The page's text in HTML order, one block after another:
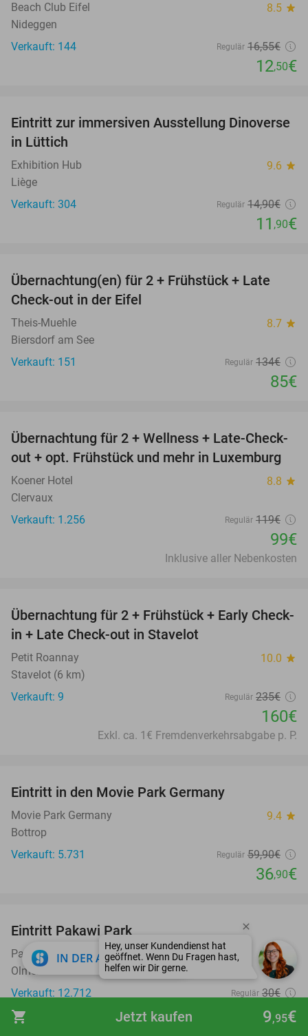
shopping_cart 9,95€
Jetzt kaufen
Beach Club Eifel 8.5 star
Nideggen
Verkauft: 144
Regulär 16,55€
12,50€
20%
Eintritt zur immersiven Ausstellung Dinoverse
in Lüttich
Exhibition Hub 9.6 star
Liège
Verkauft: 304
Regulär 14,90€
11 ,90€
37%
Übernachtung(en) für 2 + Frühstück + Late
Check-out in der Eifel
Theis-Muehle 8.7 star
Biersdorf am See
Verkauft: 151
Regulär 134€
85€
17%
Übernachtung für 2 + Wellness + Late-Check-
out + opt. Frühstück und mehr in Luxemburg
Koener Hotel 8.8 star
Clervaux
Verkauft: 1.256
Regulär 119€
99€
Inklusive aller Nebenkosten
32%
Übernachtung für 2 + Frühstück + Early Check-
in + Late Check-out in Stavelot
Petit Roannay 10.0 star
Stavelot (6 km)
Verkauft: 9
Regulär 235€
160€
Exkl. ca. 1€ Fremdenverkehrsabgabe p. P.
Eintritt in den Movie Park Germany
Movie Park Germany 9.4 star
Bottrop
Verkauft: 5.731
Regulär 59,90€
36,90€
28%
Eintritt Pakawi Park
Pakawi Park 8.9
Olmen
Verkauft: 12.712
Regulär 30€
21 ,50€
IN DER APP ÖFFNEN close